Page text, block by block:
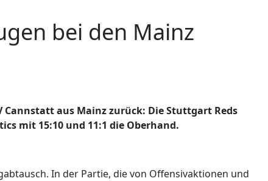
bei den Mainz
Cannstatt aus Mainz zurück: Die Stuttgart Reds
mit 15:10 und 11:1 die Oberhand.
In der Partie, die von Offensivaktionen und